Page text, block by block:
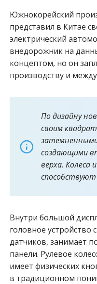
Южнокорейский
представил в Китае
электрический
внедорожник на
концептом, но он
производству и
По дизайну
своим
создающими
верха. Колеса
способствуют
Внутри большой
головное устройство
датчиков, занимает
панели. Рулевое
имеет физических
в традиционном